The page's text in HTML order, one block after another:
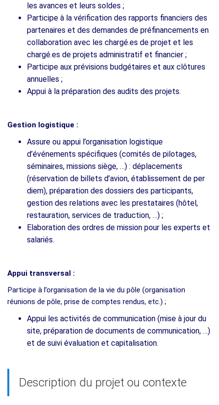
les avances et leurs soldes ;
Participe à la vérification des rapports financiers des
partenaires et des demandes de préfinancements en
collaboration avec les chargé.es de projet et les
chargé.es de projets administratif et financier ;
Participe aux prévisions budgétaires et aux clôtures
annuelles ;
Appui à la préparation des audits des projets.
Gestion logistique :
Assure ou appui l’organisation logistique
d’événements spécifiques (comités de pilotages,
séminaires, missions siège, …) : déplacements
(réservation de billets d’avion, établissement de per
diem), préparation des dossiers des participants,
gestion des relations avec les prestataires (hôtel,
restauration, services de traduction, …) ;
Elaboration des ordres de mission pour les experts et
salariés.
Appui transversal :
Participe à l’organisation de la vie du pôle (organisation
réunions de pôle, prise de comptes rendus, etc.) ;
Appui les activités de communication (mise à jour du
site, préparation de documents de communication, …)
et de suivi évaluation et capitalisation.
Description du projet ou contexte